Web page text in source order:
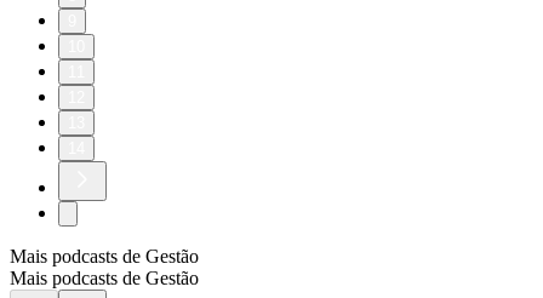
Mais podcasts de Gestão
Mais podcasts de Gestão